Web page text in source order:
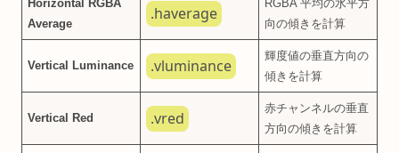
Horizontal RGBA
Average
.haverage
RGBA 平均の水平方
向の傾きを計算
Vertical Luminance .vluminance
輝度値の垂直方向の
傾きを計算
Vertical Red .vred
赤チャンネルの垂直
方向の傾きを計算